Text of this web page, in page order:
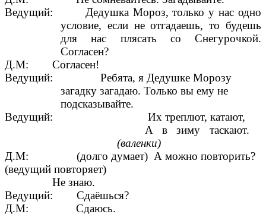
Ведущий: Дедушка Мороз, только у нас одно
условие, если не отгадаешь, то будешь
для нас плясать со Снегурочкой.
Согласен?
Д.М: Согласен!
Ведущий: Ребята, я Дедушке Морозу
загадку загадаю. Только вы ему не
подсказывайте.
Ведущий: Их треплют, катают,
А в зиму таскают.
(валенки)
Д.М: (долго думает) А можно повторить?
(ведущий повторяет)
Не знаю.
Ведущий: Сдаёшься?
Д.М: Сдаюсь.